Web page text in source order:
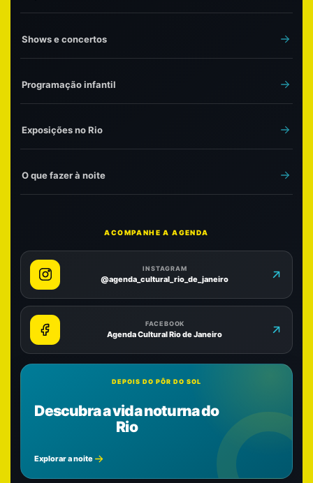
Shows e concertos
Programação infantil
Exposições no Rio
O que fazer à noite
ACOMPANHE A AGENDA
INSTAGRAM
@agenda_cultural_rio_de_janeiro
FACEBOOK
Agenda Cultural Rio de Janeiro
DEPOIS DO PÔR DO SOL
Descubra a vida noturna do
Rio
Explorar a noite